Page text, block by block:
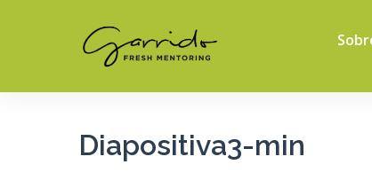
Diapositiva3-min